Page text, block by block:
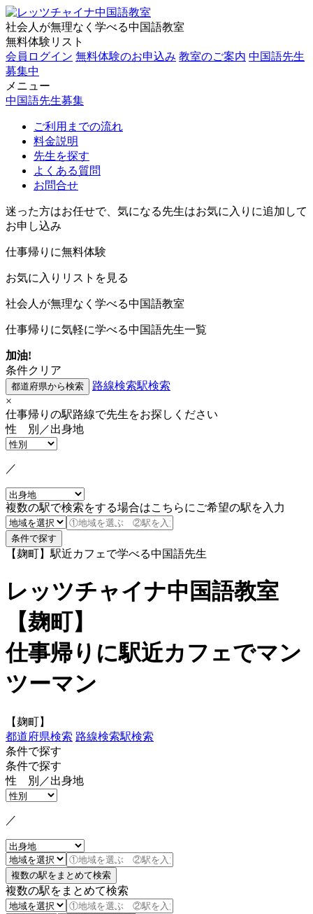
社会人が無理なく学べる中国語教室
無料体験リスト
会員ログイン 無料体験のお申込み 教室のご案内 中国語先生
募集中
メニュー
中国語先生募集
ご利用までの流れ
料金説明
先生を探す
よくある質問
お問合せ
迷った方はお任せで、気になる先生はお気に入りに追加して
お申し込み
仕事帰りに無料体験
お気に入りリストを見る
社会人が無理なく学べる中国語教室
仕事帰りに気軽に学べる中国語先生一覧
加油!
条件クリア
路線検索駅検索
×
仕事帰りの駅路線で先生をお探しください
性 別／出身地
／
複数の駅で検索をする場合はこちらにご希望の駅を入力
【麹町】駅近カフェで学べる中国語先生
レッツチャイナ中国語教室
【麹町】
仕事帰りに駅近カフェでマン
ツーマン
【麹町】
都道府県検索 路線検索駅検索
条件で探す
条件で探す
性 別／出身地
／
複数の駅をまとめて検索